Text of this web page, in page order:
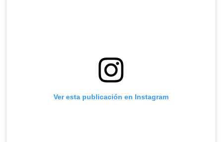
Ver esta publicación en Instagram